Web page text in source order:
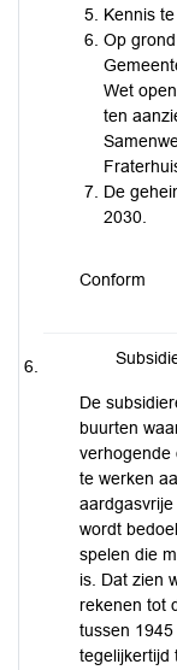
Kennis
Op
Wet
ten
De
2030.
Conform
De
buurten
verhogende
te werken
wordt
spelen die
is. Dat zien
rekenen tot
tussen
tegelijkertijd